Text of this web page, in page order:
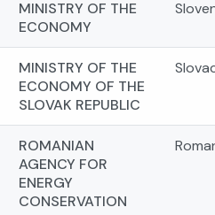
MINISTRY OF THE
ECONOMY
MINISTRY OF THE
ECONOMY OF THE
SLOVAK REPUBLIC
ROMANIAN
AGENCY FOR
ENERGY
CONSERVATION